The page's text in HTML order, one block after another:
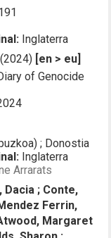
Inglaterra
(2024) [en > eu]
of Genocide
; Donostia
Inglaterra
Arrarats
Dacia ; Conte,
Ferrin,
Margaret